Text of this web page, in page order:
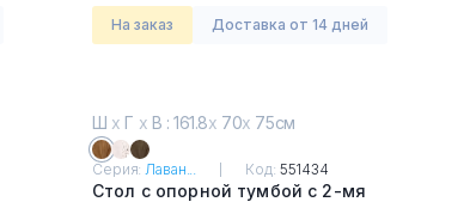
На заказ Доставка от 14 дней
Ш х Г х В : 161.8х 70х 75см
Серия:Лаван... Код: 551434
Стол с опорной тумбой с 2-мя